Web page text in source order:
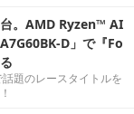
。AMD Ryzen™ AI
D」で『Fo
題のレースタイトルを